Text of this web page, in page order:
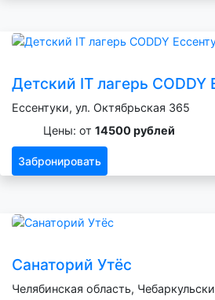
Детский IT лагерь CODDY
Ессентуки, ул. Октябрьская 365
Цены: от 14500 рублей
Забронировать
Санаторий Утёс
Челябинская область,